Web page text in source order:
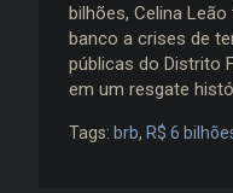
bilhões, Celina
banco a crises de
públicas do Distrito
em um resgate
Tags: brb, R$ 6